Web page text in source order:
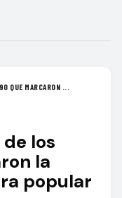
QUE MARCARON ...
los
la
popular